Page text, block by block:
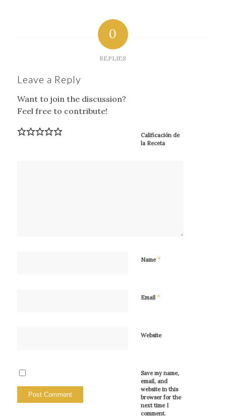
0
REPLIES
Leave a Reply
Want to join the discussion?
Feel free to contribute!
Calificación de
la Receta
Name*
Email *
Website
Save my name,
email, and
website in this
browser for the
next time I
comment.